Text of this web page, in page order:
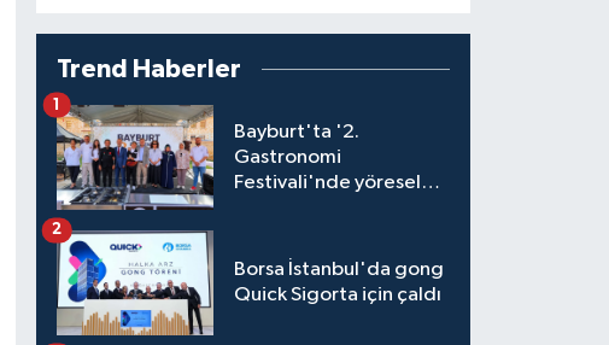
Trend Haberler
Bayburt'ta '2.
Gastronomi
Festivali'nde yöresel
1
Borsa İstanbul'da gong
Quick Sigorta için çaldı
2